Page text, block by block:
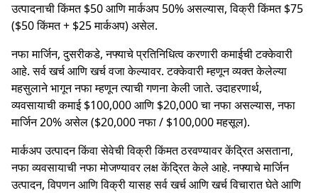
उत्पादनाची किंमत $50 आणि मार्कअप 50% असल्यास, विक्री किंमत $75
($50 किंमत + $25 मार्कअप) असेल.
नफा मार्जिन, दुसरीकडे, नफ्याचे प्रतिनिधित्व करणारी कमाईची टक्केवारी
आहे. सर्व खर्च आणि खर्च वजा केल्यावर. टक्केवारी म्‍हणून व्‍यक्‍त केलेल्‍या
महसुलाने भागून नफा म्‍हणून त्याची गणना केली जाते. उदाहरणार्थ,
व्यवसायाची कमाई $100,000 आणि $20,000 चा नफा असल्यास, नफा
मार्जिन 20% असेल ($20,000 नफा / $100,000 महसूल).
मार्कअप उत्पादन किंवा सेवेची विक्री किंमत ठरवण्यावर केंद्रित असताना,
नफा व्यवसायाची नफा मोजण्यावर लक्ष केंद्रित केले आहे. नफ्याचे मार्जिन
उत्पादन, विपणन आणि विक्री यासह सर्व खर्च आणि खर्च विचारात घेते आणि